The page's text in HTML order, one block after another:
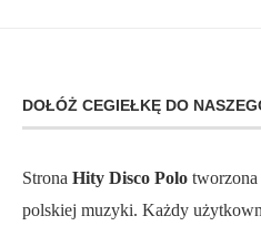
DOŁÓŻ CEGIEŁKĘ DO
Strona Hity Disco Polo
polskiej muzyki. Każdy